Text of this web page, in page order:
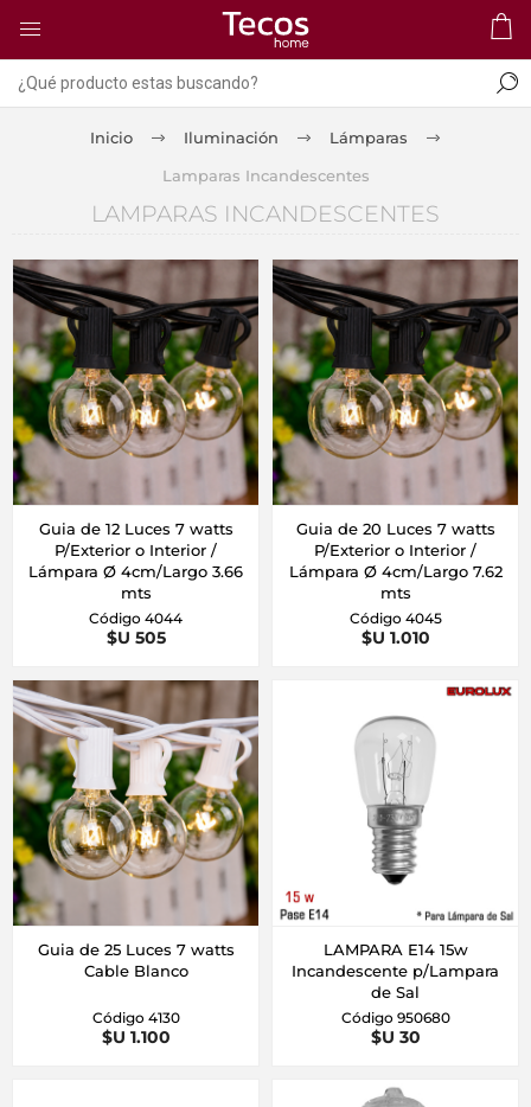
Inicio Iluminación
Lámparas
Lamparas Incandescentes
LAMPARAS INCANDESCENTES
Guia de 12 Luces 7 watts
P/Exterior o Interior /
Lámpara Ø 4cm/Largo 3.66
mts
Código 4044
$U 505
Guia de 20 Luces 7 watts
P/Exterior o Interior /
Lámpara Ø 4cm/Largo 7.62
mts
Código 4045
$U 1.010
Guia de 25 Luces 7 watts
Cable Blanco
Código 4130
$U 1.100
LAMPARA E14 15w
Incandescente p/Lampara
de Sal
Código 950680
$U 30